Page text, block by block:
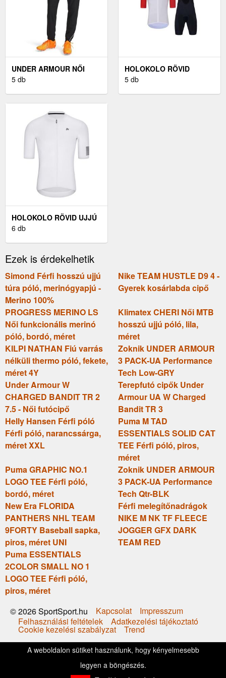
UNDER ARMOUR NŐI
MELEGÍTŐNADRÁG NŐI
5 db
HOLOKOLO RÖVID
KERÉKPÁROS MEZ
5 db
HOLOKOLO RÖVID UJJÚ
KERÉKPÁROS MEZ -
6 db
Ezek is érdekelhetik
Simond Férfi hosszú ujjú
túra póló, merinógyapjú -
Merino 100%
Nike TEAM HUSTLE D9 4 -
Gyerek kosárlabda cipő
PROGRESS MERINO LS
Női funkcionális merinó
póló, bordó, méret
Klimatex CHERI Női MTB
hosszú ujjú póló, lila,
méret
KILPI NATHAN Fiú varrás
nélküli thermo póló, fekete,
méret 4Y
Zoknik UNDER ARMOUR
3 PACK-UA Performance
Tech Low-GRY
Under Armour W
CHARGED BANDIT TR 2
7.5 - Női futócipő
Terepfutó cipők Under
Armour UA W Charged
Bandit TR 3
Helly Hansen Férfi póló
Férfi póló, narancssárga,
méret XXL
Puma M TAD
ESSENTIALS SOLID CAT
TEE Férfi póló, piros,
méret
Puma GRAPHIC NO.1
LOGO TEE Férfi póló,
bordó, méret
Zoknik UNDER ARMOUR
3 PACK-UA Performance
Tech Qtr-BLK
New Era FLORIDA
PANTHERS NHL TEAM
9FORTY Baseball sapka,
piros, méret UNI
Férfi melegítőnadrágok
NIKE M NK TF FLEECE
JOGGER GFX DARK
TEAM RED
Puma ESSENTIALS
2COLOR SMALL NO 1
LOGO TEE Férfi póló,
piros, méret
© 2026 SportSport.hu
Kapcsolat
Impresszum
Felhasználási feltételek
Adatkezelési tájékoztató
Cookie kezelési szabályzat Trend
A weboldalon sütiket használunk, hogy kényelmesebb
legyen a böngészés.